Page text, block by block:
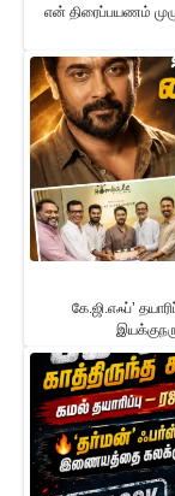
என் திரைப்பயணம்
கே.ஜி.எஃப்’